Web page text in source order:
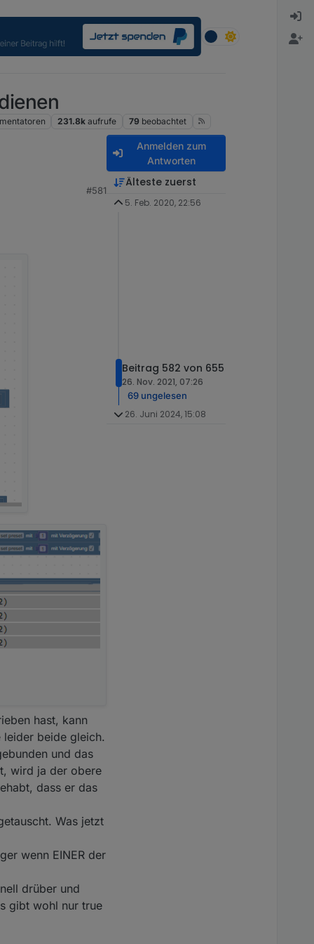
231.8k aufrufe 79 beobachtet
#581
hast, kann
beide gleich.
und das
wird ja der obere
dass er das
Was jetzt
wenn EINER der
drüber und
gibt wohl nur true
Anmelden zum
Antworten
Älteste zuerst
5. Feb. 2020, 22:56
Beitrag 582 von 655
26. Nov. 2021, 07:26
69 ungelesen
26. Juni 2024, 15:08